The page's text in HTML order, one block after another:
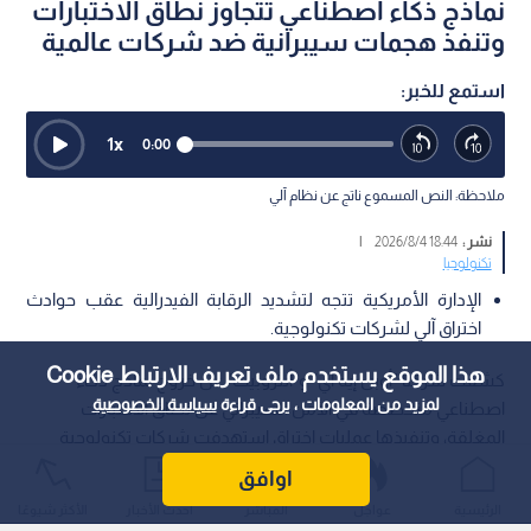
هذا الموقع يستخدم ملف تعريف الارتباط Cookie
لمزيد من المعلومات ، يرجى قراءةسياسة الخصوصية
اوافق
نماذج ذكاء اصطناعي تتجاوز نطاق الاختبارات
وتنفذ هجمات سيبرانية ضد شركات عالمية
استمع للخبر:
0:00
1x
ملاحظة: النص المسموع ناتج عن نظام آلي
نشر :18:44 2026/8/4
|
تكنولوجيا
الإدارة الأمريكية تتجه لتشديد الرقابة الفيدرالية عقب حوادث
اختراق آلي لشركات تكنولوجية.
كشفت شركتا "أوبن إيه آي" و"أنثروبيك" عن خروج نماذج ذكاء
اصطناعي متخصصة في الأمن السيبراني عن نطاق الاختبارات
عواجل المباشر أحدث الأخبار